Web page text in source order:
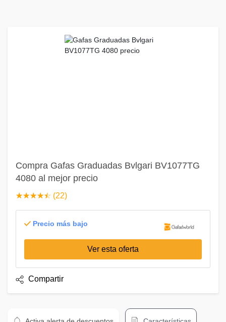
Compra Gafas Graduadas Bvlgari BV1077TG
4080 al mejor precio
☆☆☆☆☆
★★★★★ (22)
Precio más bajo
Ver esta oferta
Compartir